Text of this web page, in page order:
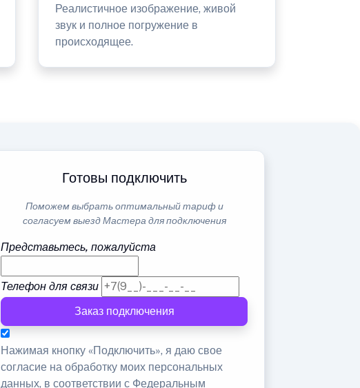
Реалистичное изображение, живой
звук и полное погружение в
происходящее.
Готовы подключить
Поможем выбрать оптимальный тариф и
согласуем выезд Мастера для подключения
Представьтесь, пожалуйста
Телефон для связи
Заказ подключения
Нажимая кнопку «Подключить», я даю свое
согласие на обработку моих персональных
данных, в соответствии с Федеральным